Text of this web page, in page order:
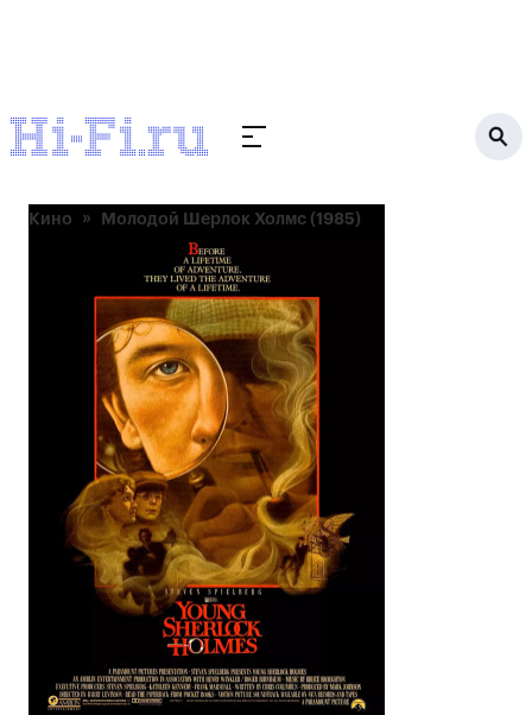
Кино Молодой Шерлок Холмс (1985)